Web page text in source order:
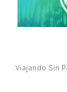
Viajando Sin